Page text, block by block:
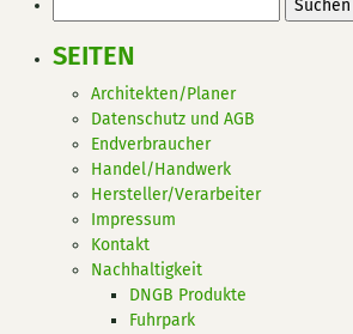
nach:
SEITEN
Architekten/Planer
Datenschutz und AGB
Endverbraucher
Handel/Handwerk
Hersteller/Verarbeiter
Impressum
Kontakt
Nachhaltigkeit
DNGB Produkte
Fuhrpark